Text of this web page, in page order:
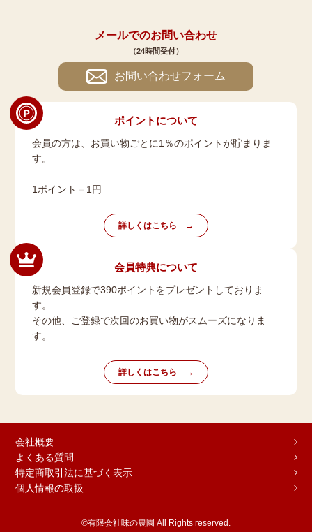
メールでのお問い合わせ
（24時間受付）
お問い合わせフォーム
ポイントについて
会員の方は、お買い物ごとに1％のポイントが貯まりま
す。
1ポイント＝1円
詳しくはこちら
会員特典について
新規会員登録で390ポイントをプレゼントしておりま
す。
その他、ご登録で次回のお買い物がスムーズになりま
す。
詳しくはこちら
会社概要
よくある質問
特定商取引法に基づく表示
個人情報の取扱
©有限会社味の農園 All Rights reserved.